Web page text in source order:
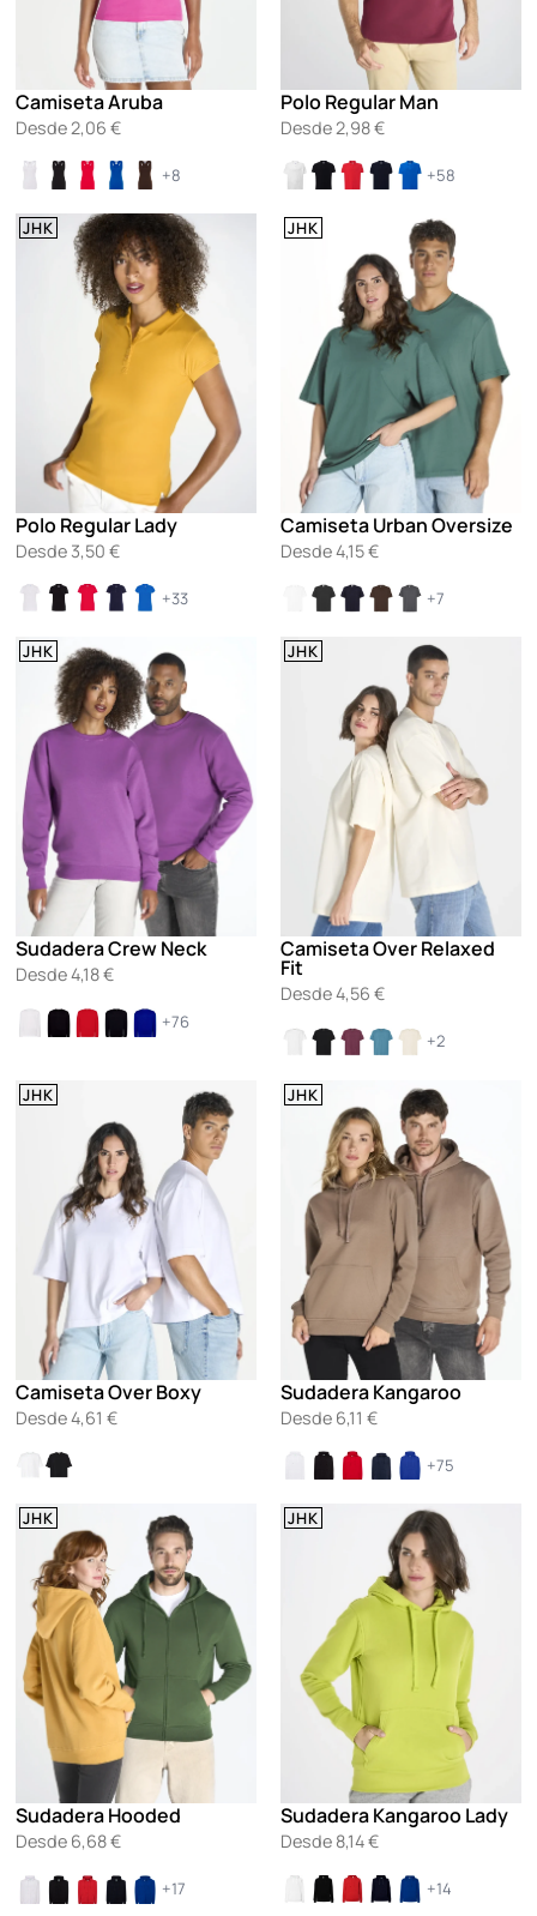
Camiseta Aruba
Desde 2,06€
+8
Polo Regular Man
Desde 2,98€
+58
JHK
Polo Regular Lady
Desde 3,50€
+33
JHK
Camiseta Urban Oversize
Desde4,15€
+7
JHK
Sudadera Crew Neck
Desde4,18€
+76
JHK
Camiseta Over Relaxed
Fit
Desde4,56 €
+2
JHK
Camiseta Over Boxy
Desde4,61€
JHK
Sudadera Kangaroo
Desde 6,11 €
+75
JHK
Sudadera Hooded
Desde 6,68€
+17
JHK
Sudadera Kangaroo Lady
Desde 8,14€
+14